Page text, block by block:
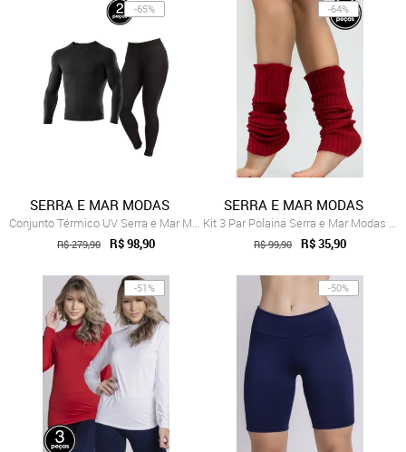
-65%
SERRA E MAR MODAS
Conjunto Térmico UV Serra e Mar Modas Ca...
R$ 279,90 R$ 98,90
-64%
SERRA E MAR MODAS
Kit 3 Par Polaina Serra e Mar Modas Fitn...
R$ 99,90 R$ 35,90
-51% -50%